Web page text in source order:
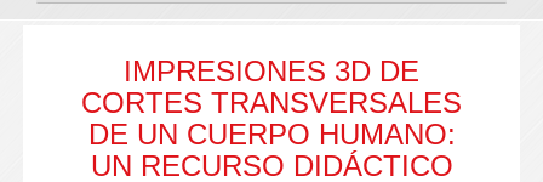
IMPRESIONES 3D DE
CORTES TRANSVERSALES
DE UN CUERPO HUMANO:
UN RECURSO DIDÁCTICO